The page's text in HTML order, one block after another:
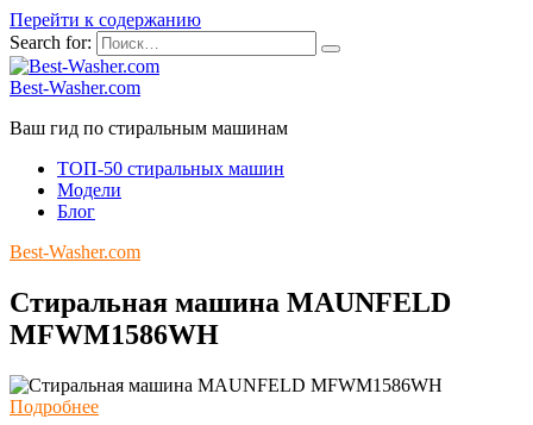
Перейти к содержанию
Search for:
Best-Washer.com
Ваш гид по стиральным машинам
ТОП-50 стиральных машин
Модели
Блог
Best-Washer.com
Стиральная машина MAUNFELD
MFWM1586WH
Подробнее